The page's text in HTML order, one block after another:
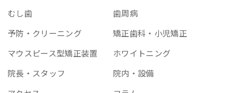
むし歯
歯周病
予防・クリーニング
矯正歯科・小児矯正
マウスピース型矯正装置
ホワイトニング
院長・スタッフ
院内・設備